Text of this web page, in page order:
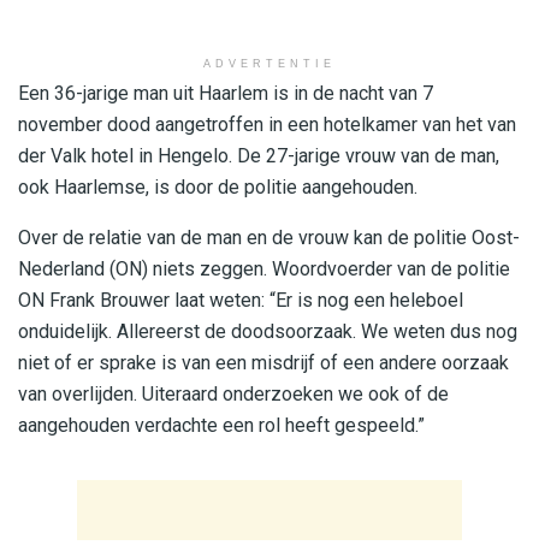
ADVERTENTIE
Een 36-jarige man uit Haarlem is in de nacht van 7
november dood aangetroffen in een hotelkamer van het van
der Valk hotel in Hengelo. De 27-jarige vrouw van de man,
ook Haarlemse, is door de politie aangehouden.
Over de relatie van de man en de vrouw kan de politie Oost-
Nederland (ON) niets zeggen. Woordvoerder van de politie
ON Frank Brouwer laat weten: “Er is nog een heleboel
onduidelijk. Allereerst de doodsoorzaak. We weten dus nog
niet of er sprake is van een misdrijf of een andere oorzaak
van overlijden. Uiteraard onderzoeken we ook of de
aangehouden verdachte een rol heeft gespeeld.”